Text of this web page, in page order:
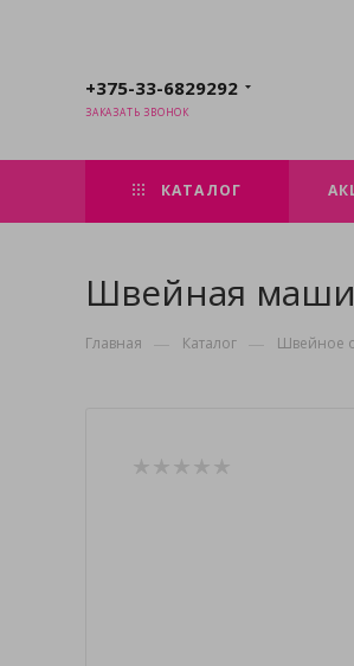
+375-33-6829292
ЗАКАЗАТЬ ЗВОНОК
КАТАЛОГ
Швейная
Главная — Каталог — Швейное